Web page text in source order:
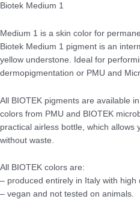
Biotek Medium 1
Medium 1 is a skin color for
Biotek Medium 1 pigment is an
yellow understone. Ideal for
dermopigmentation or PMU and
All BIOTEK pigments are available
colors from PMU and BIOTEK
practical airless bottle, which allows
without waste.
All BIOTEK colors are:
– produced entirely in Italy with high
– vegan and not tested on animals.